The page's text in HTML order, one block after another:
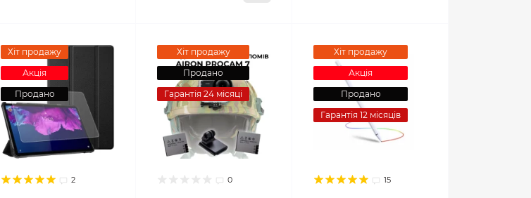
Хіт продажу
Акція
Продано
2
Хіт продажу
Продано
Гарантія 24 місяці
0
Хіт продажу
Акція
Продано
Гарантія 12 місяців
15